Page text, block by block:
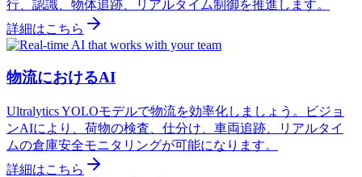
行、認識、物体追跡、リアルタイム制御を推進します。
詳細はこちら
物流におけるAI
Ultralytics YOLOモデルで物流を効率化しましょう。ビジョ
ンAIにより、荷物の検査、仕分け、車両追跡、リアルタイ
ムの倉庫安全モニタリングが可能になります。
詳細はこちら